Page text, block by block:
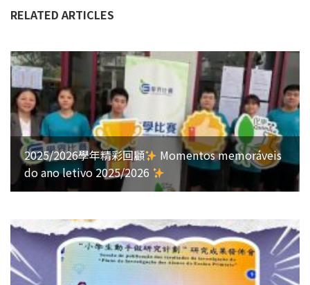
RELATED ARTICLES
2025/2026學年精彩回顧
Momentos memoráveis
do ano letivo 2025/2026